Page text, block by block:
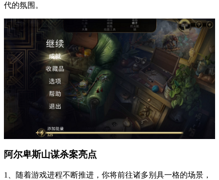
代的氛围。
阿尔卑斯山谋杀案亮点
1、随着游戏进程不断推进，你将前往诸多别具一格的场景，